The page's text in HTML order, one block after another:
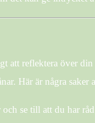
att reflektera över
Här är några saker
se till att du har